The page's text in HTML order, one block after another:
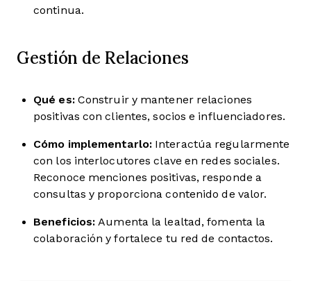
continua.
Gestión de Relaciones
Qué es:Construir y mantener relaciones
positivas con clientes, socios e influenciadores.
Cómo implementarlo:Interactúa regularmente
con los interlocutores clave en redes sociales.
Reconoce menciones positivas, responde a
consultas y proporciona contenido de valor.
Beneficios: Aumenta la lealtad, fomenta la
colaboración y fortalece tu red de contactos.